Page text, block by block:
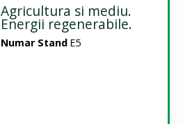
Agricultura si mediu.
Energii regenerabile.
Numar Stand E5